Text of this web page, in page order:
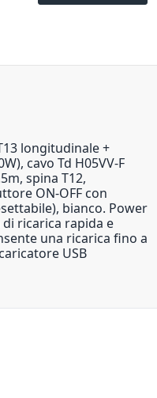
longitudinale +
cavo Td H05VV-F
spina T12,
ON-OFF con
bianco. Power
di ricarica rapida e
una ricarica fino a
USB